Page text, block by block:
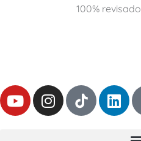
100%
Y
o
I
n
L
i